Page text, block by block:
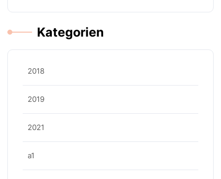
Kategorien
2018
2019
2021
a1